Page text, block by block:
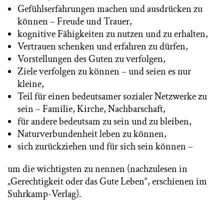
Gefühlserfahrungen machen und ausdrücken zu
können – Freude und Trauer,
kognitive Fähigkeiten zu nutzen und zu erhalten,
Vertrauen schenken und erfahren zu dürfen,
Vorstellungen des Guten zu verfolgen,
Ziele verfolgen zu können – und seien es nur
kleine,
Teil für einen bedeutsamer sozialer Netzwerke zu
sein – Familie, Kirche, Nachbarschaft,
für andere bedeutsam zu sein und zu bleiben,
Naturverbundenheit leben zu können,
sich zurückziehen und für sich sein können –
um die wichtigsten zu nennen (nachzulesen in
„Gerechtigkeit oder das Gute Leben“, erschienen im
Suhrkamp-Verlag).